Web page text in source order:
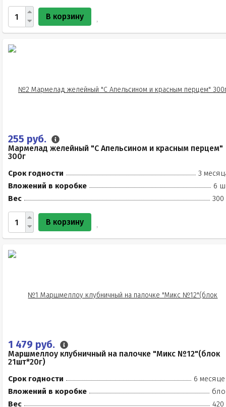
В корзину
255 руб.
Мармелад желейный "С Апельсином и красным перцем"
300г
Срок годности
3
Вложений в коробке
6
Вес
300
В корзину
1 479 руб.
Маршмеллоу клубничный на палочке "Микс №12"(блок
21шт*20г)
Срок годности
6
Вложений в коробке
Вес
420